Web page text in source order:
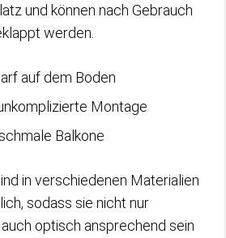
und können nach Gebrauch
werden.
auf dem Boden
Montage
Balkone
in verschiedenen Materialien
sodass sie nicht nur
optisch ansprechend sein